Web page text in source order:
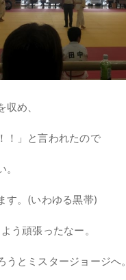
め、
！」と言われたので
す。(いわゆる黒帯)
う頑張ったなー。
うとミスタージョージへ。